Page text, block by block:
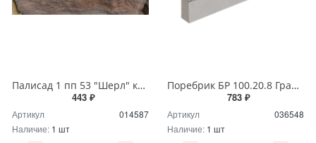
Палисад 1 пп 53 "Шерл" коричнево-черный (40шт)
443 ₽
Артикул
014587
Наличие: 1 шт
Поребрик БР 100.20.8 Гранит STONE (40 Пм)
783 ₽
Артикул
036548
Наличие: 1 шт